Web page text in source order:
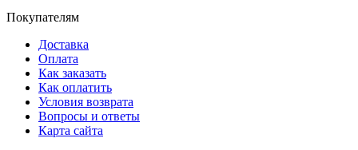
Покупателям
Доставка
Оплата
Как заказать
Как оплатить
Условия возврата
Вопросы и ответы
Карта сайта